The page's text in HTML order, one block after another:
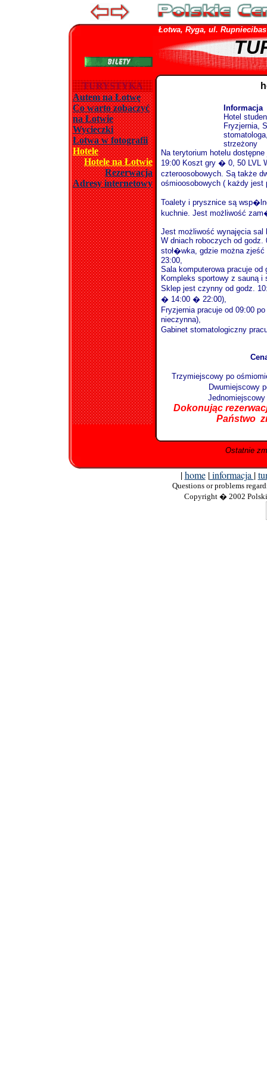
Łotwa, Ryga, ul. Rupniecibas
TURYSTYKA
Autem na Łotwę
Co warto zobaczyć
na Łotwie
Wycieczki
Łotwa w fotografii
Hotele
Hotele na Łotwie
Rezerwacja
Adresy internetowy
Informacja
Hotel
Fryzjernia,
strzeżony
Na terytorium hotelu
19:00 Koszt gry � 0, 50 LVL
czteroosobowych. Są także
ośmioosobowych ( każdy jest
Toalety i prysznice są
kuchnie. Jest możliwość
Jest możliwość wynajęcia sal
W dniach roboczych od
stoł�wka, gdzie można zjeść
23:00,
Sala komputerowa pracuje
Kompleks sportowy z sauną i
Sklep jest czynny od godz.
� 14:00 � 22:00),
Fryzjernia pracuje od 09:00
nieczynna),
Gabinet stomatologiczny
Trzymiejscowy po
Dwumiejscowy
Dokonując
Państwo
Ostatnie
|home|informacja |
Questionsor problems
Copyright � 2002